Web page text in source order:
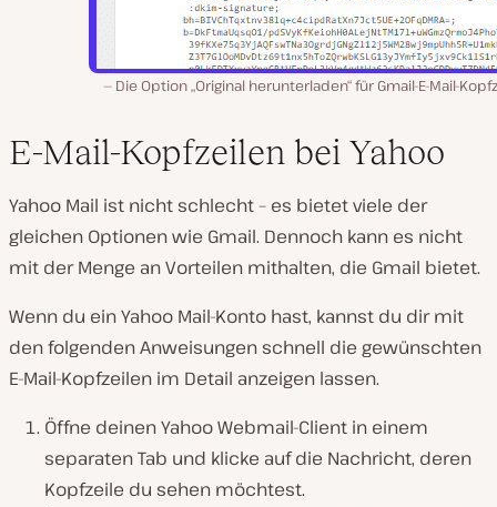
Die Option „Original herunterladen“ für Gmail-E-Mail-
E-Mail-Kopfzeilen bei Yahoo
Yahoo Mail ist nicht schlecht – es bietet viele der
gleichen Optionen wie Gmail. Dennoch kann es nicht
mit der Menge an Vorteilen mithalten, die Gmail bietet.
Wenn du ein Yahoo Mail-Konto hast, kannst du dir mit
den folgenden Anweisungen schnell die gewünschten
E-Mail-Kopfzeilen im Detail anzeigen lassen.
Öffne deinen Yahoo Webmail-Client in einem
separaten Tab und klicke auf die Nachricht, deren
Kopfzeile du sehen möchtest.